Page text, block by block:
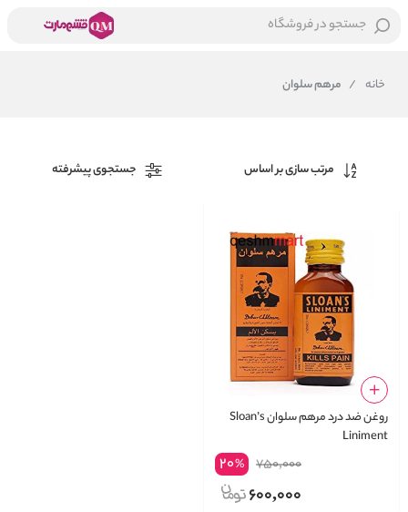
جستجو در فروشگاه
خانه / مرهم سلوان
مرتب سازی بر اساس جستجوی پیشرفته
روغن ضد درد مرهم سلوان Sloan’s
Liniment
750,000
20%
600,000